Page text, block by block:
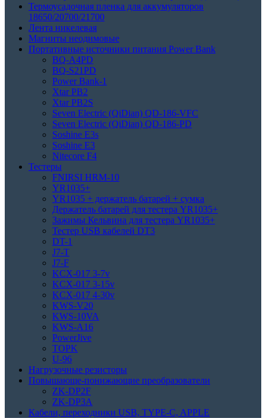
Термоусадочная пленка для аккумуляторов
18650/20700/21700
Лента никелевая
Магниты неодимовые
Портативные источники питания Power Bank
BQ-A4PD
BQ-S21PD
Power Bank-1
Xtar PB2
Xtar PB2S
Seven Electric (QiDian) QD-186-VFC
Seven Electric (QiDian) QD-186-PD
Soshine E3s
Soshine E3
Nitecore F4
Тестеры
FNIRSI HRM-10
YR1035+
YR1035 + держатель батарей + сумка
Держатель батарей для тестера YR1035+
Зажимы Кельвина для тестера YR1035+
Тестер USB кабелей DT3
DT-1
J7-T
J7-F
KCX-017 3-7v
KCX-017 3-15v
KCX-017 4-30v
KWS-V20
KWS-10VA
KWS-A16
PowerJive
TOPK
U-96
Нагрузочные резисторы
Повышающе-понижающие преобразователи
ZK-DP2F
ZK-DP3A
Кабели, переходники USB, TYPE-C, APPLE